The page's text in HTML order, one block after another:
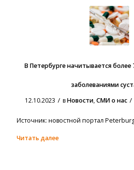
В Петербурге начитывается более
заболеваниями
12.10.2023 / вНовости,СМИ о нас /
Источник: новостной портал
Читать далее